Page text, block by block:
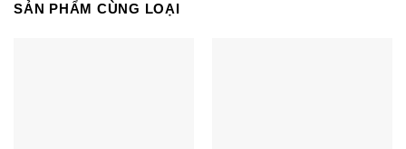
bố trí không gian lắp đặt phù hợp.
SẢN PHẨM CÙNG LOẠI